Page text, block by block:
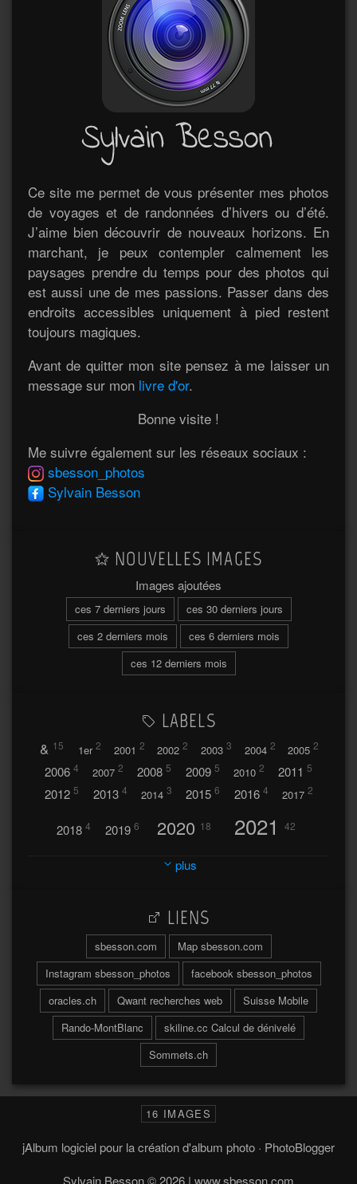
Ce site me permet de vous présenter mes photos
de voyages et de randonnées d’hivers ou d’été.
J’aime bien découvrir de nouveaux horizons. En
marchant, je peux contempler calmement les
paysages prendre du temps pour des photos qui
est aussi une de mes passions. Passer dans des
endroits accessibles uniquement à pied restent
toujours magiques.
Avant de quitter mon site pensez à me laisser un
message sur mon livre d'or.
Bonne visite !
Me suivre également sur les réseaux sociaux :
sbesson_photos
Sylvain Besson
NOUVELLES IMAGES
Images ajoutées
ces 7 derniers jours
ces 30 derniers jours
ces 2 derniers mois
ces 6 derniers mois
ces 12 derniers mois
LABELS
& 15 1er 2 2001 2 2002 2 2003 3 2004 2 2005 2
2006 4 2007 2 2008 5 2009 5 2010 2 2011 5
2012 5 2013 4 2014 3 2015 6 2016 4 2017 2
2018 4 2019 6 2020 18 2021 42
2023 32
2026
A travers l'hublot 17 Abländschen 3
Açores 2004 64 Adelboden 2
Adonis 6
Afrique du Sud 2019
Al Albert 2 Albrunpass
Aletsch 73 Alinghi Allmend Alpes 4
plus
LIENS
sbesson.com
Map sbesson.com
Instagram sbesson_photos
facebook sbesson_photos
oracles.ch
Qwant recherches web
Suisse Mobile
Rando-MontBlanc
skiline.cc Calcul de dénivelé
Sommets.ch
16 IMAGES
jAlbum logiciel pour la création d'album photo · PhotoBlogger
Sylvain Besson © 2026 | www.sbesson.com